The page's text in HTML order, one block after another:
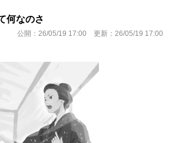
何なのさ
公開： 26/05/19 17:00 更新： 26/05/19 17:00